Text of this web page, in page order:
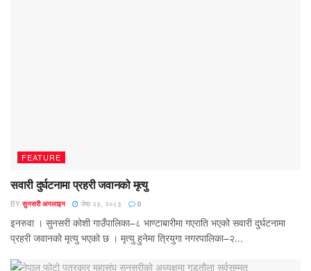
FEATURE
सवारी दुर्घटनामा प्रहरी जवानको मृत्यु
BY सुनसरी अनलाइन जेष्ठ २३, २०८३ 0
इनरुवा । सुनसरी कोशी गाउँपालिका–८ भाण्टाबारीमा गएराति भएको सवारी दुर्घटनामा
प्रहरी जवानको मृत्यु भएको छ । मृत्यु हुनेमा त्रियुगा नगरपालिका–२...